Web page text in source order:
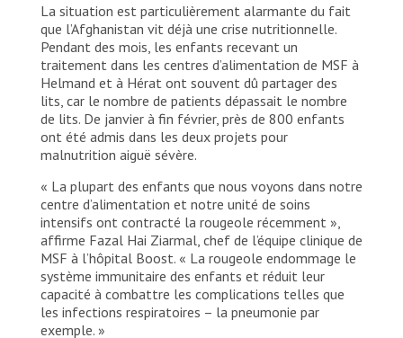
La situation est particulièrement alarmante du fait
que l’Afghanistan vit déjà une crise nutritionnelle.
Pendant des mois, les enfants recevant un
traitement dans les centres d’alimentation de MSF à
Helmand et à Hérat ont souvent dû partager des
lits, car le nombre de patients dépassait le nombre
de lits. De janvier à fin février, près de 800 enfants
ont été admis dans les deux projets pour
malnutrition aiguë sévère.
« La plupart des enfants que nous voyons dans notre
centre d’alimentation et notre unité de soins
intensifs ont contracté la rougeole récemment »,
affirme Fazal Hai Ziarmal, chef de l’équipe clinique de
MSF à l’hôpital Boost. « La rougeole endommage le
système immunitaire des enfants et réduit leur
capacité à combattre les complications telles que
les infections respiratoires – la pneumonie par
exemple. »